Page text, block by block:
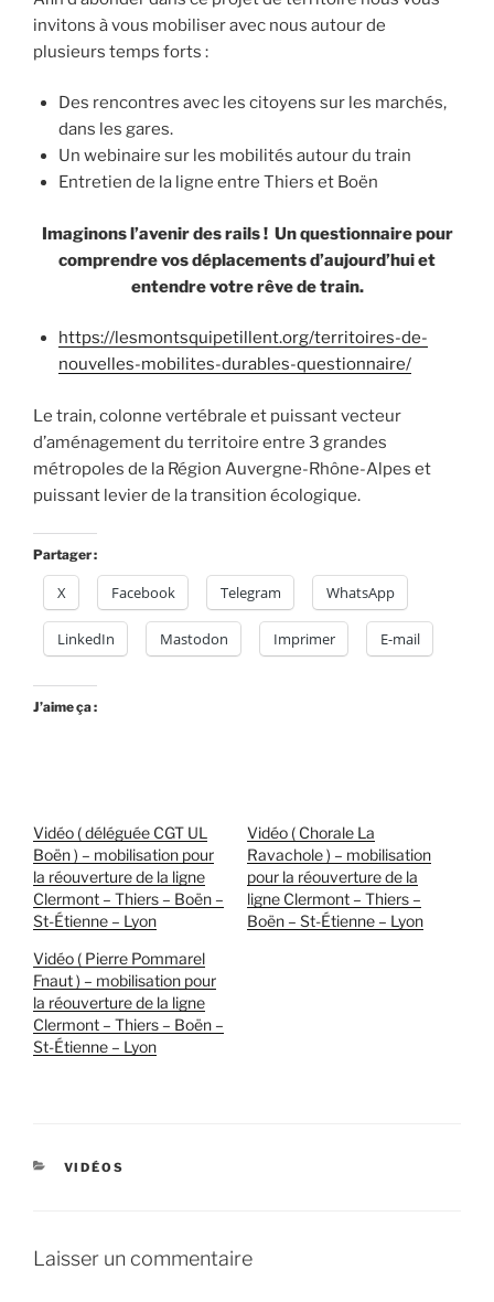
invitons à vous mobiliser avec nous autour de
plusieurs temps forts :
Des rencontres avec les citoyens sur les marchés,
dans les gares.
Un webinaire sur les mobilités autour du train
Entretien de la ligne entre Thiers et Boën
Imaginons l’avenir des rails ! Un questionnaire pour
comprendre vos déplacements d’aujourd’hui et
entendre votre rêve de train.
https://lesmontsquipetillent.org/territoires-de-
nouvelles-mobilites-durables-questionnaire/
Le train, colonne vertébrale et puissant vecteur
d’aménagement du territoire entre 3 grandes
métropoles de la Région Auvergne-Rhône-Alpes et
puissant levier de la transition écologique.
Partager :
X Facebook Telegram WhatsApp
LinkedIn Mastodon Imprimer E-mail
J’aime ça :
Vidéo ( déléguée CGT UL
Boën ) – mobilisation pour
la réouverture de la ligne
Clermont – Thiers – Boën –
St-Étienne – Lyon
Vidéo ( Chorale La
Ravachole ) – mobilisation
pour la réouverture de la
ligne Clermont – Thiers –
Boën – St-Étienne – Lyon
Vidéo ( Pierre Pommarel
Fnaut ) – mobilisation pour
la réouverture de la ligne
Clermont – Thiers – Boën –
St-Étienne – Lyon
CATÉGORIES
VIDÉOS
Laisser un commentaire